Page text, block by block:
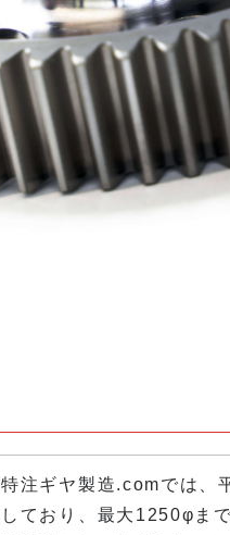
特注ギヤ製造.comでは、
しており、最大1250φま